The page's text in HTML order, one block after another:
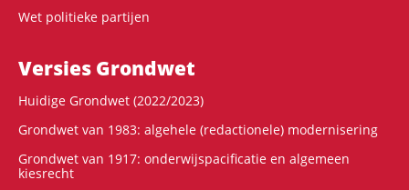
Wet politieke partijen
Versies Grondwet
Huidige Grondwet (2022/2023)
Grondwet van 1983: algehele (redactionele) modernisering
Grondwet van 1917: onderwijspacificatie en algemeen
kiesrecht